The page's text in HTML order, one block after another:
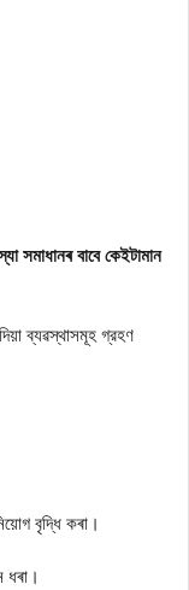
সমাধানৰ বাবে কেইটামান
ব্যৱস্থাসমূহ গ্রহণ
বৃদ্ধি কৰা।
ধৰা।